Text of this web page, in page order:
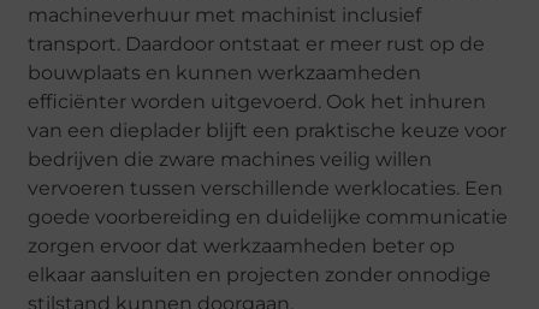
machineverhuur met machinist inclusief
transport. Daardoor ontstaat er meer rust op de
bouwplaats en kunnen werkzaamheden
efficiënter worden uitgevoerd. Ook het inhuren
van een dieplader blijft een praktische keuze voor
bedrijven die zware machines veilig willen
vervoeren tussen verschillende werklocaties. Een
goede voorbereiding en duidelijke communicatie
zorgen ervoor dat werkzaamheden beter op
elkaar aansluiten en projecten zonder onnodige
stilstand kunnen doorgaan.